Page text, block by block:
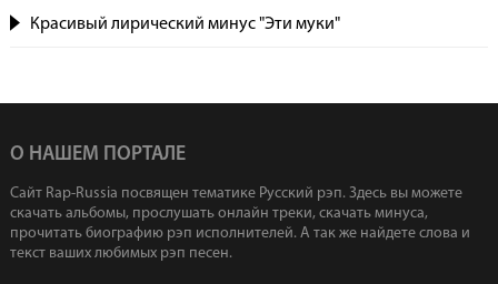
Красивый лирический минус "Эти муки"
О НАШЕМ ПОРТАЛЕ
Сайт Rap-Russia посвящен тематике Русский рэп. Здесь вы можете
скачать альбомы, прослушать онлайн треки, скачать минуса,
прочитать биографию рэп исполнителей. А так же найдете слова и
текст ваших любимых рэп песен.